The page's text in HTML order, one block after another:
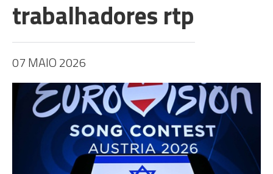
trabalhadores rtp
07 MAIO 2026